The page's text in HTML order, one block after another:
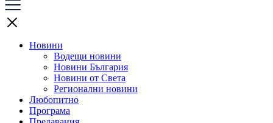
Новини
Водещи новини
Новини България
Новини от Света
Регионални новини
Любопитно
Програма